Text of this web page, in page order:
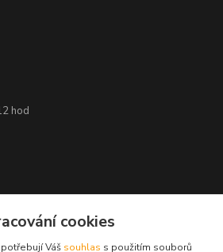
hod
hod cookies
Váš souhlas s použitím souborů